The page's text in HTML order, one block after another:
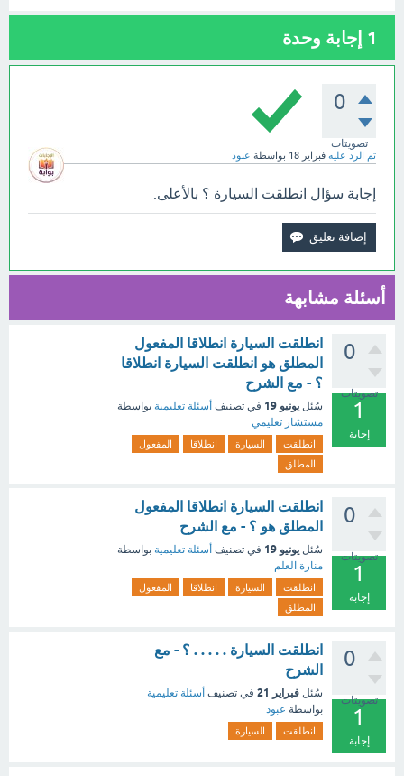
1 إجابة وحدة
0
تصويتات
تم الرد عليه فبراير 18 بواسطة عبود
إجابة سؤال انطلقت السيارة ؟ بالأعلى.
أسئلة مشابهة
0
تصويتات
1
إجابة
انطلقت السيارة انطلاقا المفعول
المطلق هو انطلقت السيارة انطلاقا
؟ - مع الشرح
سُئل يونيو 19 في تصنيف أسئلة تعليمية بواسطة
مستشار تعليمي
انطلقت السيارة انطلاقا
المفعول
المطلق
0
تصويتات
1
إجابة
انطلقت السيارة انطلاقا المفعول
المطلق هو ؟ - مع الشرح
سُئل يونيو 19 في تصنيف أسئلة تعليمية بواسطة
منارة العلم
انطلقت السيارة انطلاقا
المفعول
المطلق
0
تصويتات
1
إجابة
انطلقت السيارة . . . . . ؟ - مع
الشرح
سُئل فبراير 21 في تصنيف أسئلة تعليمية
بواسطة عبود
انطلقت السيارة